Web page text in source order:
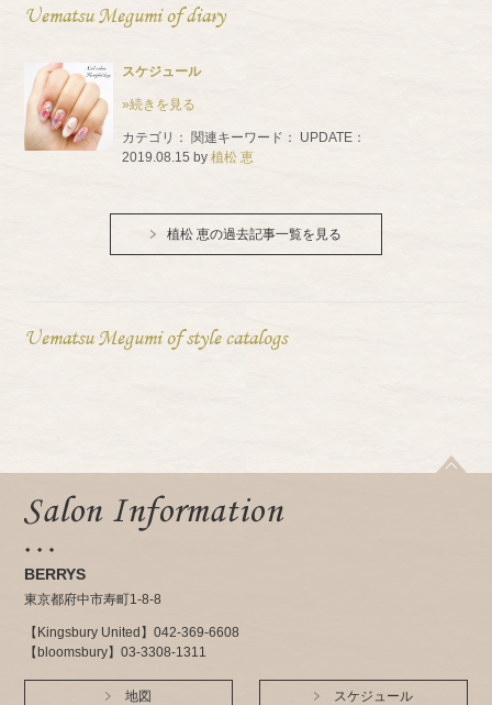
Uematsu Megumi of diary
スケジュール
»続きを見る
カテゴリ： 関連キーワード：
UPDATE：
2019.08.15 by植松 恵
植松 恵の過去記事一覧を見る
Uematsu Megumi of style catalogs
BERRYS
東京都府中市寿町1-8-8
【Kingsbury United】042-369-6608
【bloomsbury】03-3308-1311
地図 スケジュール